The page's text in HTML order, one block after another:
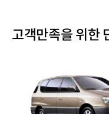
고객만족을 위한